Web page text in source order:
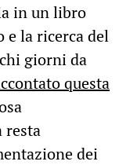
in un libro
e la ricerca del
giorni da
questa
resta
dei